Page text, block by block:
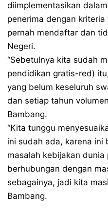
diimplementasikan
penerima dengan
pernah mendaftar dan
Negeri.
“Sebetulnya kita sudah
pendidikan gratis-red)
yang belum keseluruh
dan setiap tahun
Bambang.
“Kita tunggu
ini sudah ada, karena ini
masalah kebijakan dunia
berhubungan dengan
sebagainya, jadi kita
Bambang.